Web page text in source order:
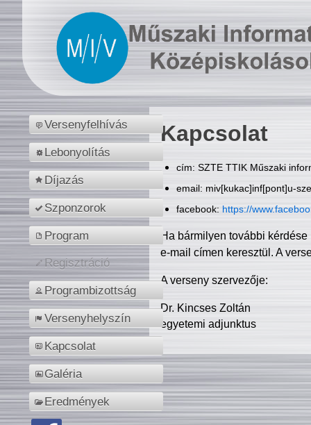
Versenyfelhívás
Lebonyolítás
Díjazás
Szponzorok
Program
Regisztráció
Programbizottság
Versenyhelyszín
Kapcsolat
Galéria
Eredmények
Kapcsolat
cím: SZTE TTIK Műszaki
email: miv[kukac]inf[pont]u-
facebook: https://
Ha bármilyen további
e-mail címen keresztül. A
A verseny szervezője:
Dr. Kincses Zoltán
egyetemi adjunktus